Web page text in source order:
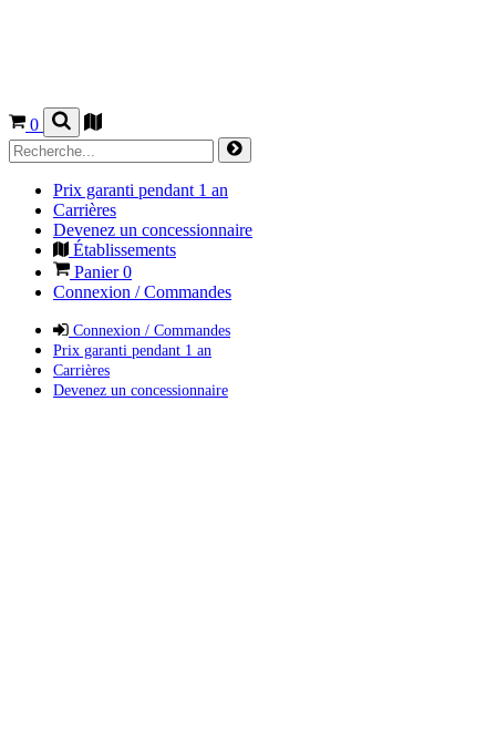
0
Prix garanti pendant 1 an
Carrières
Devenez un concessionnaire
Établissements
Panier0
Connexion / Commandes
Connexion / Commandes
Prix garanti pendant 1 an
Carrières
Devenez un concessionnaire